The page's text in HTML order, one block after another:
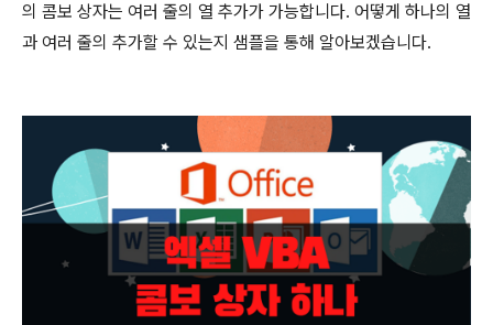
의 콤보 상자는 여러 줄의 열 추가가 가능합니다. 어떻게 하나의 열
과 여러 줄의 추가할 수 있는지 샘플을 통해 알아보겠습니다.